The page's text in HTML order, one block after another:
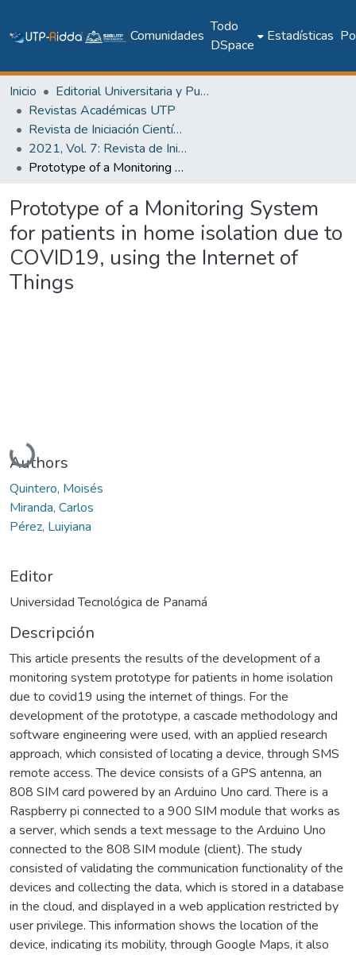
Comunidades
Todo
DSpace
Estadísticas
Inicio
Editorial Universitaria y Publicaciones Seriadas
Revistas Académicas UTP
Revista de Iniciación Científica
2021, Vol. 7: Revista de Iniciación Científica, Edición Especial
Prototype of a Monitoring System for patients in home isolation due to COVID19, using the Internet of Things
Prototype of a Monitoring System
for patients in home isolation due to
COVID19, using the Internet of
Things
Cargando...
Authors
Quintero, Moisés
Miranda, Carlos
Pérez, Luiyiana
Editor
Universidad Tecnológica de Panamá
Descripción
This article presents the results of the development of a
monitoring system prototype for patients in home isolation
due to covid19 using the internet of things. For the
development of the prototype, a cascade methodology and
software engineering were used, with an applied research
approach, which consisted of locating a device, through SMS
remote access. The device consists of a GPS antenna, an
808 SIM card powered by an Arduino Uno card. There is a
Raspberry pi connected to a 900 SIM module that works as
a server, which sends a text message to the Arduino Uno
connected to the 808 SIM module (client). The study
consisted of validating the communication functionality of the
devices and collecting the data, which is stored in a database
in the cloud, and displayed in a web application restricted by
user privilege. This information shows the location of the
device, indicating its mobility, through Google Maps, it also